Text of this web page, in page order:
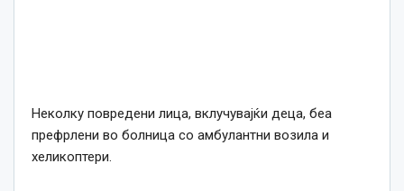
Неколку повредени лица, вклучувајќи деца, беа
префрлени во болница со амбулантни возила и
хеликоптери.